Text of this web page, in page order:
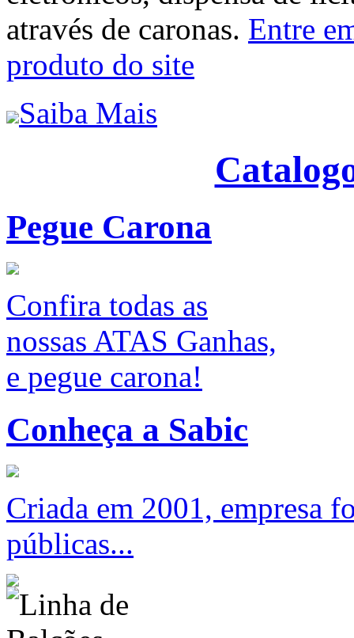
através de caronas. Entre
produto do site
Saiba Mais
Pegue Carona
Confira todas as
nossas ATAS Ganhas,
e pegue carona!
Conheça a Sabic
Criada em 2001, empresa
públicas...